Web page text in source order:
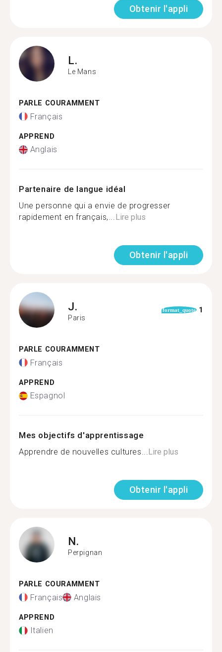
Obtenir l'appli
L.
Le Mans
PARLE COURAMMENT
Français
APPREND
Anglais
Partenaire de langue idéal
Une personne qui a envie de progresser
rapidement en français,...Lire plus
Obtenir l'appli
J.
Paris
format_quote 1
PARLE COURAMMENT
Français
APPREND
Espagnol
Mes objectifs d'apprentissage
Apprendre de nouvelles cultures...Lire plus
Obtenir l'appli
N.
Perpignan
PARLE COURAMMENT
Français Anglais
APPREND
Italien